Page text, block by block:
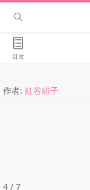
目次
作者: 紅谷緋子
4 / 7